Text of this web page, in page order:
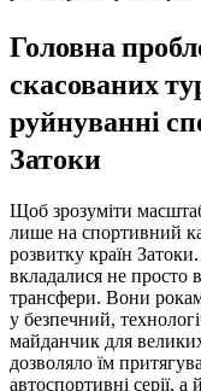
Головна
скасованих
руйнуванні
Затоки
Щоб зрозуміти
лише на спортивний
розвитку країн
вкладалися не просто
трансфери. Вони
у безпечний,
майданчик для
дозволяло їм
автоспортивні серії, а